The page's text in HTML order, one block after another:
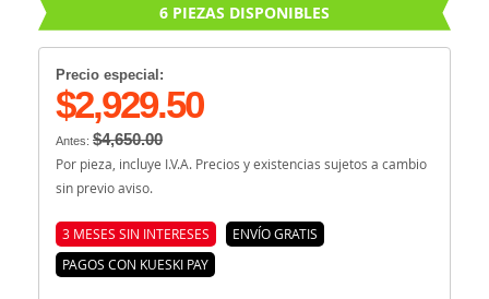
6 PIEZAS DISPONIBLES
Precio especial:
$2,929.50
Antes: $4,650.00
Por pieza, incluye I.V.A. Precios y existencias sujetos a cambio
sin previo aviso.
3 MESES SIN INTERESES
ENVÍO GRATIS
PAGOS CON KUESKI PAY